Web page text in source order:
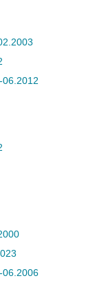
06.2012
06.2006